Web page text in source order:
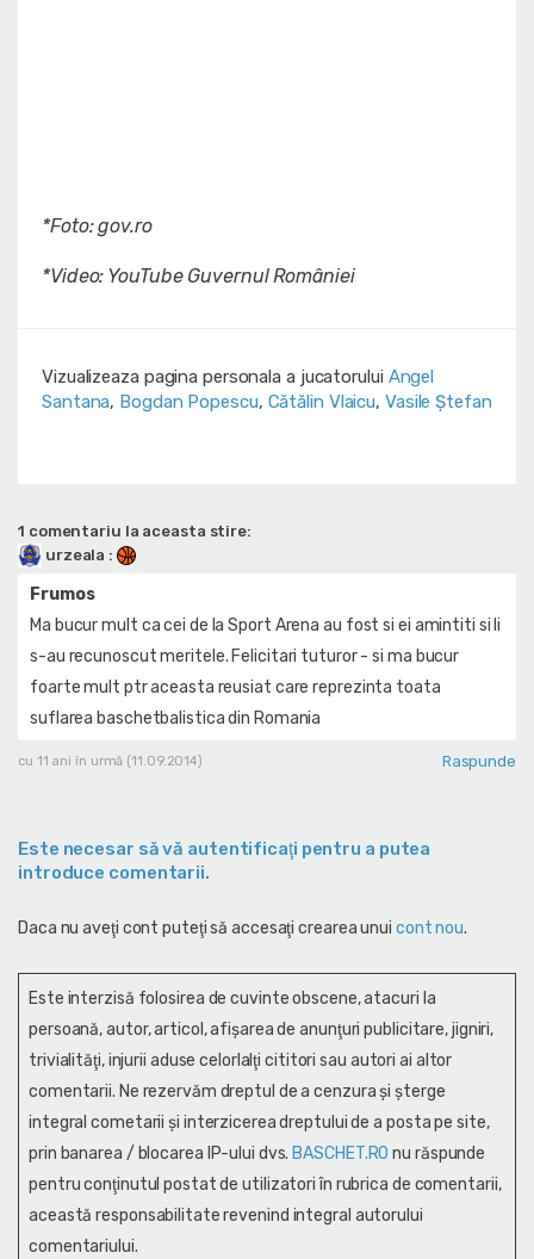
*Foto: gov.ro
*Video: YouTube Guvernul României
Vizualizeaza pagina personala a jucatorului Angel
Santana, Bogdan Popescu, Cătălin Vlaicu, Vasile Ștefan
1 comentariu la aceasta stire:
urzeala :
Frumos
Ma bucur mult ca cei de la Sport Arena au fost si ei amintiti si li
s-au recunoscut meritele. Felicitari tuturor - si ma bucur
foarte mult ptr aceasta reusiat care reprezinta toata
suflarea baschetbalistica din Romania
cu 11 ani în urmă (11.09.2014) Raspunde
Este necesar să vă autentificaţi pentru a putea
introduce comentarii.
Daca nu aveţi cont puteţi să accesaţi crearea unui cont nou.
Este interzisă folosirea de cuvinte obscene, atacuri la
persoană, autor, articol, afişarea de anunţuri publicitare, jigniri,
trivialităţi, injurii aduse celorlalţi cititori sau autori ai altor
comentarii. Ne rezervăm dreptul de a cenzura și şterge
integral cometarii și interzicerea dreptului de a posta pe site,
prin banarea / blocarea IP-ului dvs. BASCHET.RO nu răspunde
pentru conţinutul postat de utilizatori în rubrica de comentarii,
această responsabilitate revenind integral autorului
comentariului.